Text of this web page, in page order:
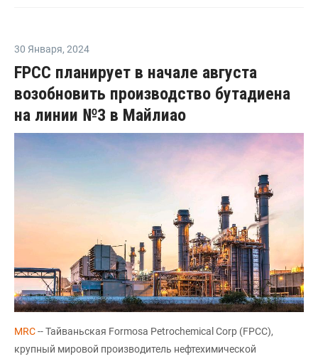
30 Января, 2024
FPCC планирует в начале августа
возобновить производство бутадиена
на линии №3 в Майлиао
МRC-- Тайваньская Formosa Petrochemical Corp (FPCC),
крупный мировой производитель нефтехимической